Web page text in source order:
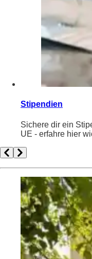
Stipendien
Sichere dir ein
UE - erfahre hier